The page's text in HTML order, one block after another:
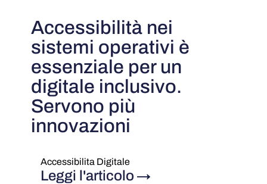
Accessibilità nei
sistemi operativi è
essenziale per un
digitale inclusivo.
Servono più
innovazioni
Accessibilita Digitale
Leggi l'articolo →